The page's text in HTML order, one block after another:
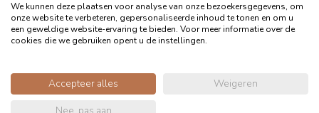
We kunnen deze plaatsen voor analyse van onze bezoekersgegevens, om
onze website te verbeteren, gepersonaliseerde inhoud te tonen en om u
een geweldige website-ervaring te bieden. Voor meer informatie over de
cookies die we gebruiken opent u de instellingen.
Accepteer alles
Weigeren